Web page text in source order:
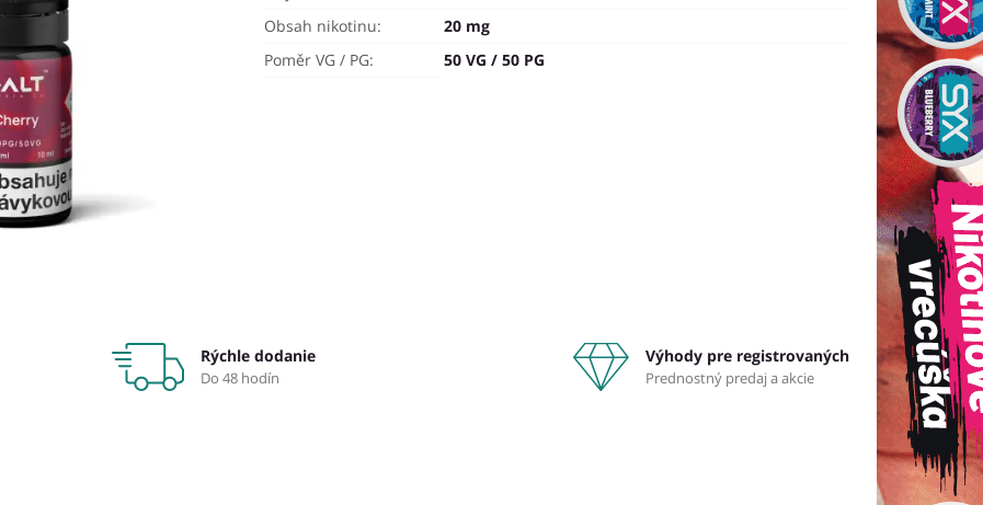
Obsah nikotinu:
20 mg
Poměr VG / PG:
50 VG / 50 PG
Rýchle dodanie
Do 48 hodín
Výhody pre registrovaných
Prednostný predaj a akcie